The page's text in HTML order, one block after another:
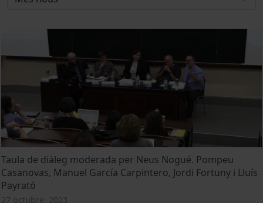
Taula de diàleg moderada per Neus Nogué. Pompeu
Casanovas, Manuel García Carpintero, Jordi Fortuny i Lluís
Payrató
27 octubre, 2023